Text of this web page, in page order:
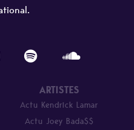
ARTISTES
Actu Kendrick Lamar
Actu Joey Bada$$